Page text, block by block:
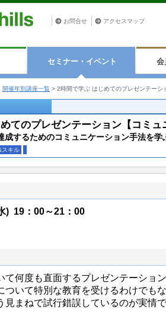
お問合せ アクセスマップ
セミナー・イベント 会
開催年別講座一覧 > 2時間で学ぶ はじめてのプレゼンテーシ
てのプレゼンテーション【コミュ
成するためのコミュニケーション手法を学
スキル
) 19：00～21：00
て何度も直面するプレゼンテーショ
ついて特別な教育を受けるわけでも
見まねで試行錯誤しているのが実情